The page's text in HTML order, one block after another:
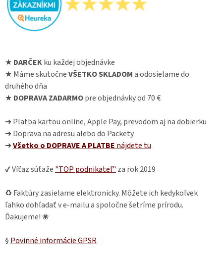
★ DARČEKku každej objednávke
★ Máme skutočneVŠETKO SKLADOMa odosielame do
druhého dňa
★ DOPRAVA ZADARMOpre objednávky od 70 €
➜ Platba kartou online, Apple Pay, prevodom aj na dobierku
➜ Doprava na adresu alebo do Packety
➜Všetko o DOPRAVE A PLATBE nájdete tu
✔ Víťaz súťaže "TOP podnikateľ" za rok 2019
♻ Faktúry zasielame elektronicky. Môžete ich kedykoľvek
ľahko dohľadať v e-mailu a spoločne šetríme prírodu.
Ďakujeme! ❀
§ Povinné informácie GPSR